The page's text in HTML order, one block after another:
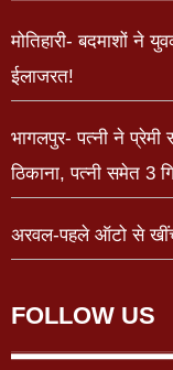
मोतिहारी- बदमाशों ने
ईलाजरत!
भागलपुर- पत्नी ने
ठिकाना, पत्नी समेत 3
अरवल-पहले ऑटो से
FOLLOW US